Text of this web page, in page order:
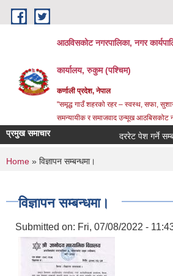
Skip to main content
आठविसकोट नगरपालिका, नगर
कार्यालय, रुकुम (पश्चिम)
कर्णाली प्रदेश, नेपाल
"समृद्ध गाउँ शहरको रहर – स्वस्थ, सफा,
समन्यायीक र समाजवाद उन्मूख आठबिसकोट
प्रमुख समाचार दररेट पेश गर्ने सम्बन्धमा ।
You are here
Home » विज्ञापन सम्बन्धमा।
विज्ञापन सम्बन्धमा।
Submitted on: Fri, 07/08/2022 -